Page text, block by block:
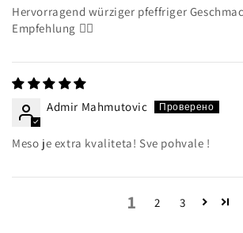
Hervorragend würziger pfeffriger
Empfehlung 👌🏻
Admir Mahmutovic
Meso je extra kvaliteta! Sve pohvale !
1 2 3